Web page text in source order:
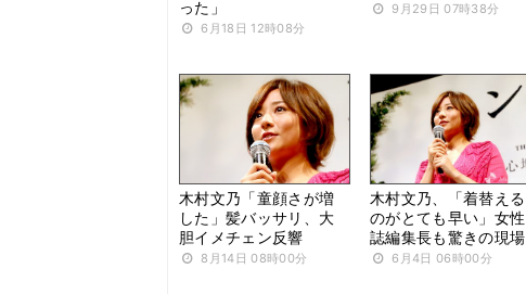
った」
6月18日 12時08分
9月29日 07時38分
木村文乃「童顔さが増
した」髪バッサリ、大
胆イメチェン反響
8月14日 08時00分
木村文乃、「着替える
のがとても早い」女性
誌編集長も驚きの現場
6月4日 06時00分